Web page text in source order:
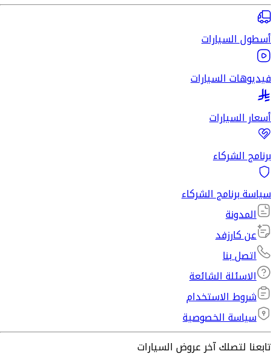
أسطول السيارات
فيديوهات السيارات
أسعار السيارات
برنامج الشركاء
سياسة برنامج الشركاء
المدونة
عن كارزفد
اتصل بنا
الاسئلة الشائعة
شروط الاستخدام
سياسة الخصوصية
تابعنا لتصلك آخر عروض السيارات